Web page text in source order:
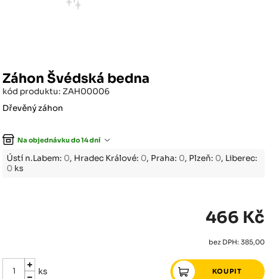
Záhon Švédská bedna
kód produktu: ZAH00006
Dřevěný záhon
Na objednávku do 14 dní
Ústí n.Labem: 0, Hradec Králové: 0, Praha: 0, Plzeň: 0, Liberec:
0 ks
466 Kč
bez DPH: 385,00
ks